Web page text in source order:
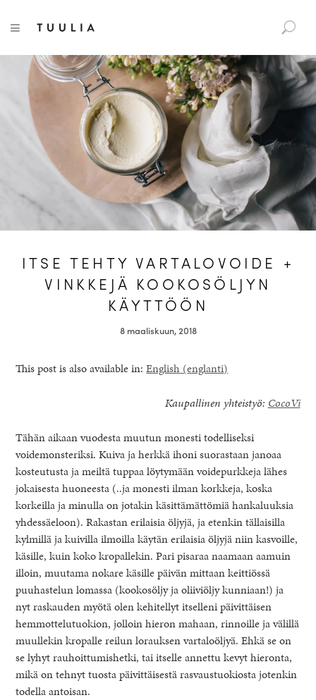
healthy living + good
a
r
f
o
TOGGLE NAVIGATION
ITSE TEHTY VARTALOVOIDE +
VINKKEJÄ KOOKOSÖLJYN
KÄYTTÖÖN
8 maaliskuun, 2018
This post is also available in:English (englanti)
Kaupallinen yhteistyö: CocoVi
Tähän aikaan vuodesta muutun monesti todelliseksi
voidemonsteriksi. Kuiva ja herkkä ihoni suorastaan janoaa
kosteutusta ja meiltä tuppaa löytymään voidepurkkeja lähes
jokaisesta huoneesta (..ja monesti ilman korkkeja, koska
korkeilla ja minulla on jotakin käsittämättömiä hankaluuksia
yhdessäeloon). Rakastan erilaisia öljyjä, ja etenkin tällaisilla
kylmillä ja kuivilla ilmoilla käytän erilaisia öljyjä niin kasvoille,
käsille, kuin koko kropallekin. Pari pisaraa naamaan aamuin
illoin, muutama nokare käsille päivän mittaan keittiössä
puuhastelun lomassa (kookosöljy ja oliiviöljy kunniaan!) ja
nyt raskauden myötä olen kehitellyt itselleni päivittäisen
hemmottelutuokion, jolloin hieron mahaan, rinnoille ja välillä
muullekin kropalle reilun lorauksen vartaloöljyä. Ehkä se on
se lyhyt rauhoittumishetki, tai itselle annettu kevyt hieronta,
mikä on tehnyt tuosta päivittäisestä rasvaustuokiosta jotenkin
todella antoisan.